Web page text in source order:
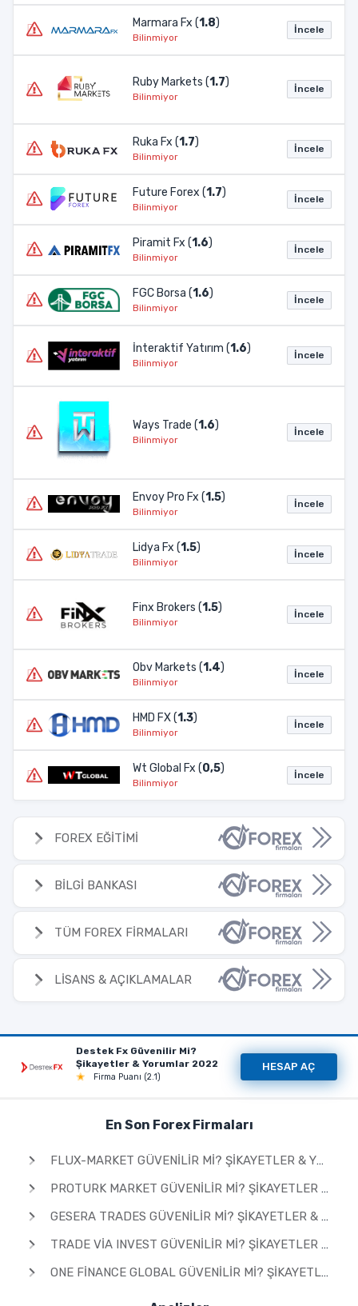
Marmara Fx (1.8)
Bilinmiyor
İncele
Ruby Markets (1.7)
Bilinmiyor
İncele
Ruka Fx (1.7)
Bilinmiyor
İncele
Future Forex (1.7)
Bilinmiyor
İncele
Piramit Fx (1.6)
Bilinmiyor
İncele
FGC Borsa (1.6)
Bilinmiyor
İncele
İnteraktif Yatırım (1.6)
Bilinmiyor
İncele
Ways Trade (1.6)
Bilinmiyor
İncele
Envoy Pro Fx (1.5)
Bilinmiyor
İncele
Lidya Fx (1.5)
Bilinmiyor
İncele
Finx Brokers (1.5)
Bilinmiyor
İncele
Obv Markets (1.4)
Bilinmiyor
İncele
HMD FX (1.3)
Bilinmiyor
İncele
Wt Global Fx (0,5)
Bilinmiyor
İncele
FOREX EĞİTİMİ
BİLGİ BANKASI
TÜM FOREX FİRMALARI
LİSANS & AÇIKLAMALAR
Destek Fx Güvenilir Mi?
Şikayetler & Yorumlar 2022
Firma Puanı (2.1)
HESAP AÇ
En Son Forex Firmaları
FLUX-MARKET GÜVENILIR MI? ŞIKAYETLER & YORUMLAR 2026
PROTURK MARKET GÜVENILIR MI? ŞIKAYETLER & YORUMLAR 2026
GESERA TRADES GÜVENILIR MI? ŞIKAYETLER & YORUMLAR 2026
TRADE VIA INVEST GÜVENILIR MI? ŞIKAYETLER & YORUMLAR 2026
ONE FINANCE GLOBAL GÜVENILIR MI? ŞIKAYETLER & YORUMLAR 2026